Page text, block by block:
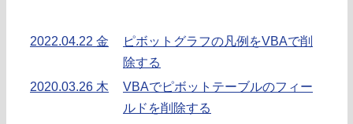
2022.04.22 金
ピボットグラフの凡例をVBAで削
除する
2020.03.26 木
VBAでピボットテーブルのフィー
ルドを削除する